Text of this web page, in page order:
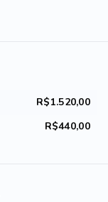
R$1.520,00
R$440,00